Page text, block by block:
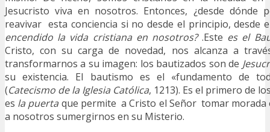
Jesucristo viva en nosotros. Entonces, ¿desde dónde
reavivar esta conciencia si no desde el principio, desde
encendido la vida cristiana en nosotros?.Este es el
Cristo, con su carga de novedad, nos alcanza a
transformarnos a su imagen: los bautizados son de
su existencia. El bautismo es el «fundamento de
(Catecismo de la Iglesia Católica, 1213). Es el primero de
es la puerta que permite a Cristo el Señor tomar morada
a nosotros sumergirnos en su Misterio.